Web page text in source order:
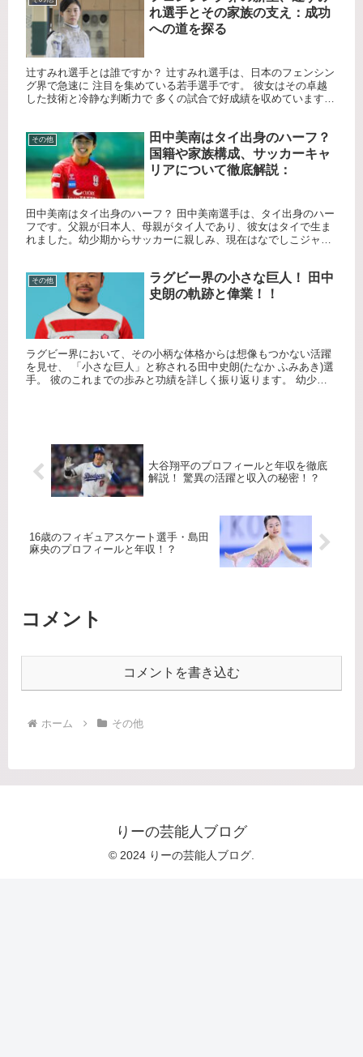
れ選手とその家族の支え：成功
への道を探る
辻すみれ選手とは誰ですか？ 辻すみれ選手は、日本のフェンシン
グ界で急速に 注目を集めている若手選手です。 彼女はその卓越
した技術と冷静な判断力で 多くの試合で好成績を収めています。
その他
田中美南はタイ出身のハーフ？
国籍や家族構成、サッカーキャ
リアについて徹底解説：
田中美南はタイ出身のハーフ？ 田中美南選手は、タイ出身のハー
フです。父親が日本人、母親がタイ人であり、彼女はタイで生ま
れました。幼少期からサッカーに親しみ、現在はなでしこジャパ
その他
ラグビー界の小さな巨人！ 田中
史朗の軌跡と偉業！！
ラグビー界において、その小柄な体格からは想像もつかない活躍
を見せ、 「小さな巨人」と称される田中史朗(たなか ふみあき)選
手。 彼のこれまでの歩みと功績を詳しく振り返ります。 幼少期
大谷翔平のプロフィールと年収を徹底
解説！ 驚異の活躍と収入の秘密！？
16歳のフィギュアスケート選手・島田
麻央のプロフィールと年収！？
コメント
コメントを書き込む
ホーム その他
りーの芸能人ブログ
© 2024 りーの芸能人ブログ.